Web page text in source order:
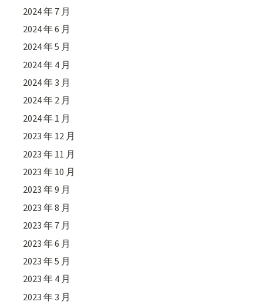
2024 年 7 月
2024 年 6 月
2024 年 5 月
2024 年 4 月
2024 年 3 月
2024 年 2 月
2024 年 1 月
2023 年 12 月
2023 年 11 月
2023 年 10 月
2023 年 9 月
2023 年 8 月
2023 年 7 月
2023 年 6 月
2023 年 5 月
2023 年 4 月
2023 年 3 月